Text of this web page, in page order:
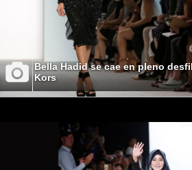
Bella Hadid se cae en pleno
Kors